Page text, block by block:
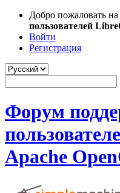
Добро пожаловать на
пользователей
Войти
Регистрация
Форум
Apache